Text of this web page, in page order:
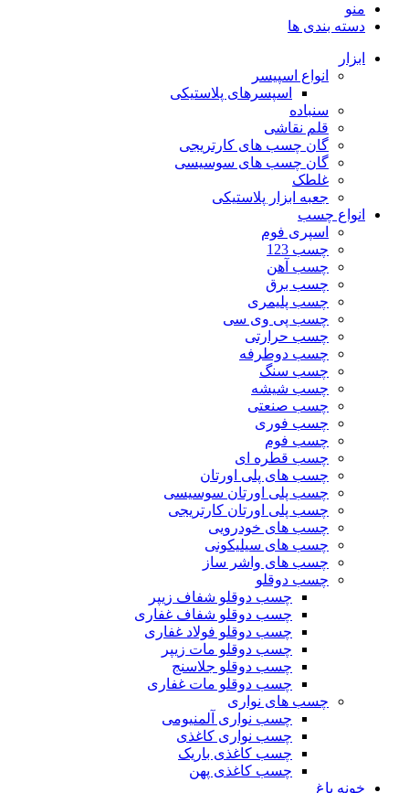
منو
دسته بندی ها
ابزار
انواع اسپیسر
اسپسرهای پلاستیکی
سنباده
قلم نقاشی
گان چسب های کارتریجی
گان چسب های سوسیسی
غلطک
جعبه ابزار پلاستیکی
انواع چسب
اسپری فوم
چسب 123
چسب آهن
چسب برق
چسب پلیمری
چسب پی وی سی
چسب حرارتی
چسب دوطرفه
چسب سنگ
چسب شیشه
چسب صنعتی
چسب فوری
چسب فوم
چسب قطره ای
چسب های پلی اورتان
چسب پلی اورتان سوسیسی
چسب پلی اورتان کارتریجی
چسب های خودرویی
چسب های سیلیکونی
چسب های واشر ساز
چسب دوقلو
چسب دوقلو شفاف زیپر
چسب دوقلو شفاف غفاری
چسب دوقلو فولاد غفاری
چسب دوقلو مات زیپر
چسب دوقلو جلاسنج
چسب دوقلو مات غفاری
چسب های نواری
چسب نواری آلمنیومی
چسب نواری کاغذی
چسب کاغذی باریک
چسب کاغذی پهن
خونه باغ